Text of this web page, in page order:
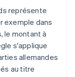
représente
exemple dans
le montant à
s'applique
allemandes
au titre